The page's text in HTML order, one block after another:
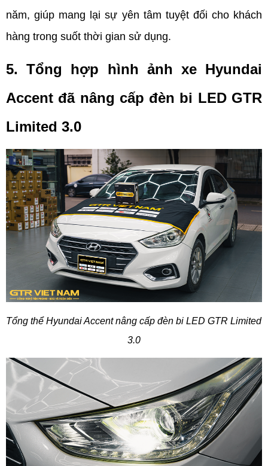
năm, giúp mang lại sự yên tâm tuyệt đối cho khách
hàng trong suốt thời gian sử dụng.
5. Tổng hợp hình ảnh xe Hyundai
Accent đã nâng cấp đèn bi LED GTR
Limited 3.0
Tổng thể Hyundai Accent nâng cấp đèn bi LED GTR Limited
3.0